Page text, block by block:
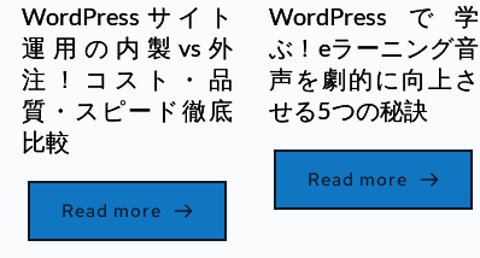
WordPressサイト
運用の内製vs外
注！コスト・品
質・スピード徹底
比較
Read more
WordPressで学
ぶ！eラーニング音
声を劇的に向上さ
せる5つの秘訣
Read more